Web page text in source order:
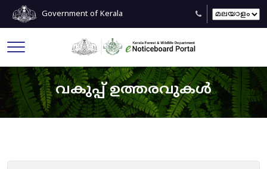
Government of Kerala
വകുപ്പ് ഉത്തരവുകൾ